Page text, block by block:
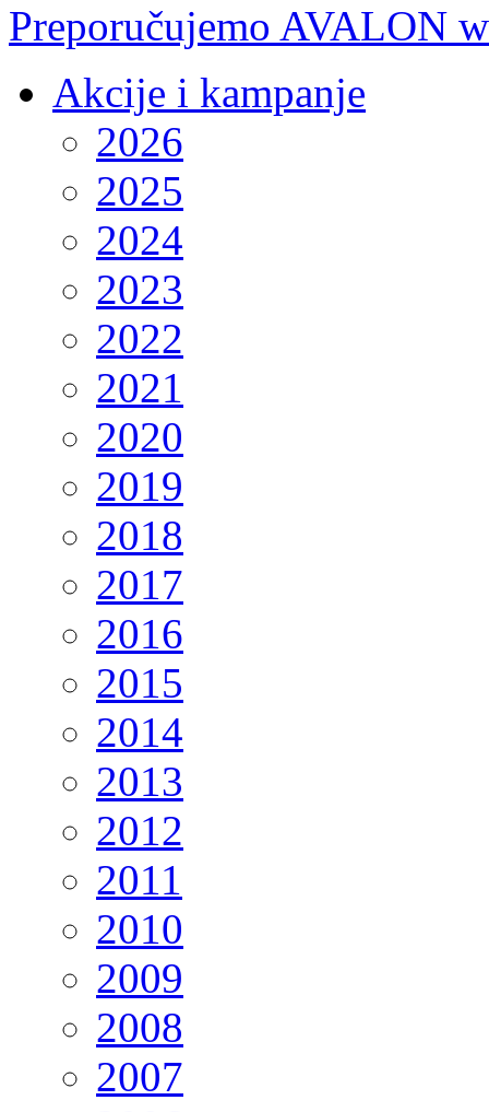
Preporučujemo AVALON
Akcije i kampanje
2026
2025
2024
2023
2022
2021
2020
2019
2018
2017
2016
2015
2014
2013
2012
2011
2010
2009
2008
2007